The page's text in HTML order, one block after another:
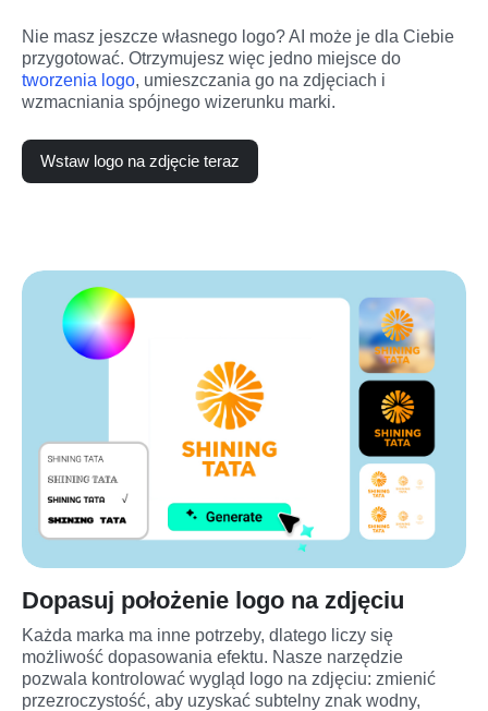
Nie masz jeszcze własnego logo? AI może je dla Ciebie
tworzenia logo, umieszczania go na zdjęciach i
wzmacniania spójnego wizerunku marki.
Wstaw logo na zdjęcie teraz
Dopasuj położenie logo na zdjęciu
Każda marka ma inne potrzeby, dlatego liczy się
możliwość dopasowania efektu. Nasze narzędzie
pozwala kontrolować wygląd logo na zdjęciu: zmienić
przezroczystość, aby uzyskać subtelny znak wodny,